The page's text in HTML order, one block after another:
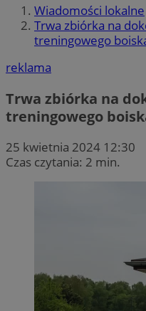
Wiadomości lokalne
Trwa zbiórka na
treningowego
reklama
Trwa zbiórka na
treningowego
25 kwietnia 2024 12:30
Czas czytania: 2 min.